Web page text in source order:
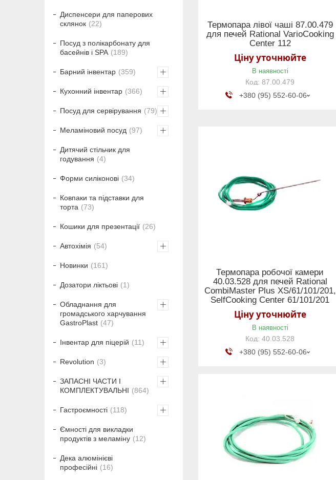
Термопара лівої чаші 87.00.479
для печей Rational VarioCooking
Center 112
Ціну уточнюйте
В наявності
87.00.479
+380 (95) 552-60-06
Термопара робочої камери
40.03.528 для печей Rational
CombiMaster Plus XS/61/101/201,
SelfCooking Center 61/101/201
Ціну уточнюйте
В наявності
40.03.528
+380 (95) 552-60-06
Диспенсери для паперових
склянок
22
Посуд з полікарбонату для
басейнів і SPA
189
Барний інвентар 359
Кухонний інвентар 366
Посуд для сервірування 79
Меламіновий посуд 97
Дитячий стільчик для
годування
4
Форми силіконові 34
Ковпаки та підставки для
торта
73
Кошики для презентації 26
Автохімія 54
Новинки 161
Дозатори ліктьові 1
Обладнання для
громадського харчування
GastroPlast
47
Інвентар для піцерій 11
Revolution 3
ЗАПАСНІ ЧАСТИ І
КОМПЛЕКТУВАЛЬНІ
864
Гастроємності 118
Ємності для викладки
продуктів з меламіну
12
Дека алюмінієві
професійні
16